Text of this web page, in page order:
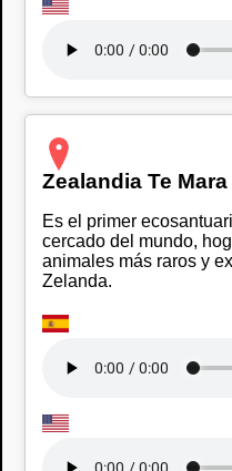
Zealandia Te Mara
Es el primer
cercado del mundo,
animales más raros y
Zelanda.